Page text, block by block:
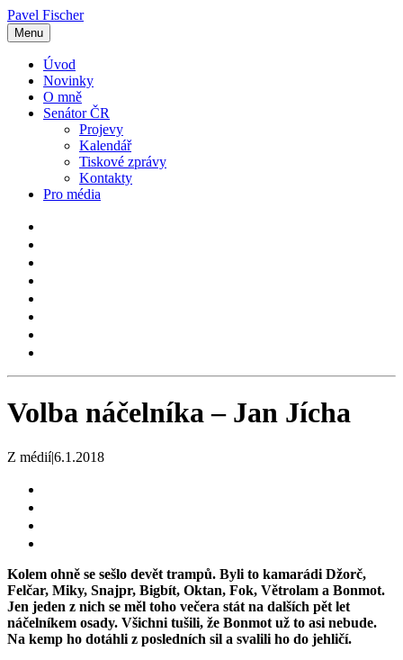
Pavel Fischer
Menu
Úvod
Novinky
O mně
Senátor ČR
Projevy
Kalendář
Tiskové zprávy
Kontakty
Pro média
Volba náčelníka – Jan Jícha
Z médií|6.1.2018
Kolem ohně se sešlo devět trampů. Byli to kamarádi Džorč,
Felčar, Miky, Snajpr, Bigbít, Oktan, Fok, Větrolam a Bonmot.
Jen jeden z nich se měl toho večera stát na dalších pět let
náčelníkem osady. Všichni tušili, že Bonmot už to asi nebude.
Na kemp ho dotáhli z posledních sil a svalili ho do jehličí.